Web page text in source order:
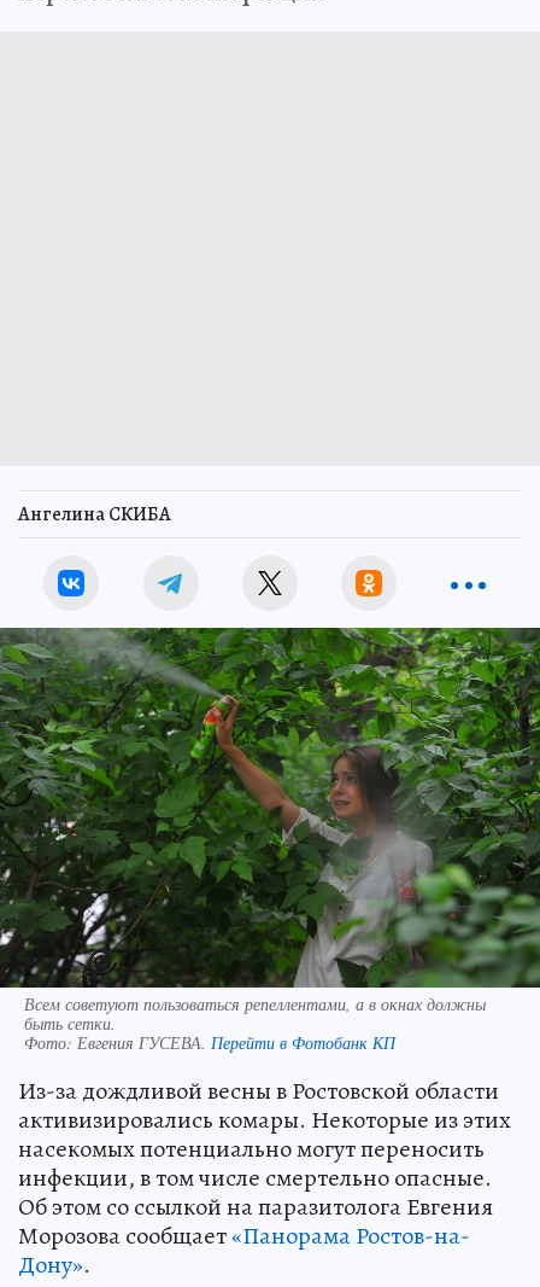
Ангелина СКИБА
Всем советуют пользоваться репеллентами, а в окнах должны
быть сетки.
Фото: Евгения ГУСЕВА. Перейти в Фотобанк КП
Из-за дождливой весны в Ростовской области
активизировались комары. Некоторые из этих
насекомых потенциально могут переносить
инфекции, в том числе смертельно опасные.
Об этом со ссылкой на паразитолога Евгения
Морозова сообщает«Панорама Ростов-на-
Дону».